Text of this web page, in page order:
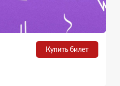
Купить билет